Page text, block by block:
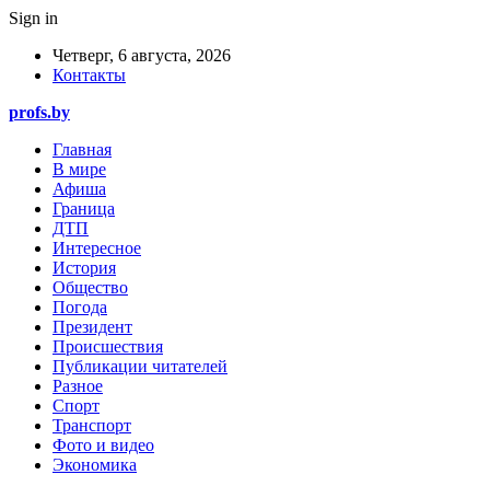
Sign in
Четверг, 6 августа, 2026
Контакты
profs.by
Главная
В мире
Афиша
Граница
ДТП
Интересное
История
Общество
Погода
Президент
Происшествия
Публикации читателей
Разное
Спорт
Транспорт
Фото и видео
Экономика